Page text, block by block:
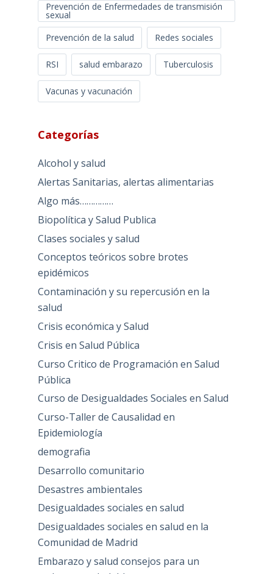
Prevención de Enfermedades de transmisión
sexual
Prevención de la salud
Redes sociales
RSI salud embarazo Tuberculosis
Vacunas y vacunación
Categorías
Alcohol y salud
Alertas Sanitarias, alertas alimentarias
Algo más……………
Biopolítica y Salud Publica
Clases sociales y salud
Conceptos teóricos sobre brotes
epidémicos
Contaminación y su repercusión en la
salud
Crisis económica y Salud
Crisis en Salud Pública
Curso Critico de Programación en Salud
Pública
Curso de Desigualdades Sociales en Salud
Curso-Taller de Causalidad en
Epidemiología
demografia
Desarrollo comunitario
Desastres ambientales
Desigualdades sociales en salud
Desigualdades sociales en salud en la
Comunidad de Madrid
Embarazo y salud consejos para un